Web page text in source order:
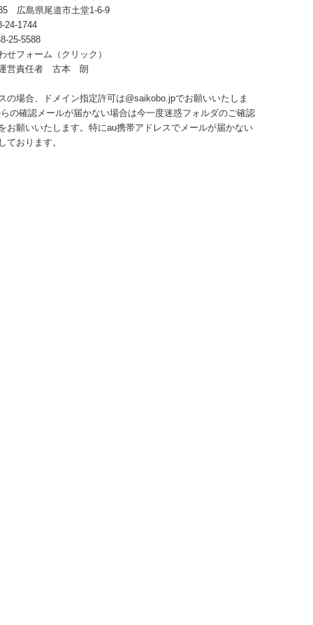
広島県尾道市土堂1-6-9
1744
25-5588
せフォーム （クリック）
営責任者 古本 朗
の場合、ドメイン指定許可は@saikobo.jpでお願いいたしま
の確認メールが届かない場合は今一度迷惑フォルダのご確認
お願いいたします。特にau携帯アドレスでメールが届かない
ております。